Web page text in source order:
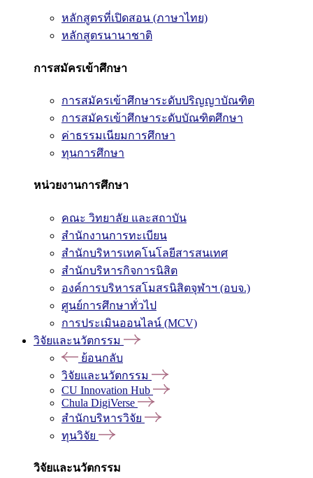
หลักสูตรที่เปิดสอน (ภาษาไทย)
หลักสูตรนานาชาติ
การสมัครเข้าศึกษา
การสมัครเข้าศึกษาระดับปริญญาบัณฑิต
การสมัครเข้าศึกษาระดับบัณฑิตศึกษา
ค่าธรรมเนียมการศึกษา
ทุนการศึกษา
หน่วยงานการศึกษา
คณะ วิทยาลัย และสถาบัน
สำนักงานการทะเบียน
สำนักบริหารเทคโนโลยีสารสนเทศ
สำนักบริหารกิจการนิสิต
องค์การบริหารสโมสรนิสิตจุฬาฯ (อบจ.)
ศูนย์การศึกษาทั่วไป
การประเมินออนไลน์ (MCV)
วิจัยและนวัตกรรม
ย้อนกลับ
วิจัยและนวัตกรรม
CU Innovation Hub
Chula DigiVerse
สำนักบริหารวิจัย
ทุนวิจัย
วิจัยและนวัตกรรม